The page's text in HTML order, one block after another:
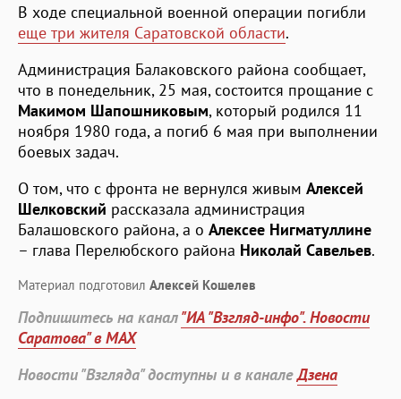
В ходе специальной военной операции погибли
еще три жителя Саратовской области.
Администрация Балаковского района сообщает,
что в понедельник, 25 мая, состоится прощание с
Макимом Шапошниковым, который родился 11
ноября 1980 года, а погиб 6 мая при выполнении
боевых задач.
О том, что с фронта не вернулся живым Алексей
Шелковский рассказала администрация
Балашовского района, а о Алексее Нигматуллине
– глава Перелюбского района Николай Савельев.
Материал подготовил Алексей Кошелев
Подпишитесь на канал"ИА "Взгляд-инфо". Новости
Саратова" в MAX
Новости "Взгляда" доступны и в каналеДзена